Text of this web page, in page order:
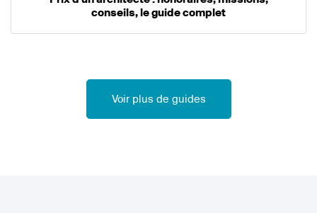
conseils, le guide complet
Voir plus de guides